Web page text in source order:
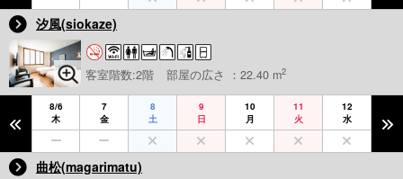
汐風(siokaze)
客室階数:2階 部屋の広さ ：22.40 m2
8/6
木
7
金
8
土
9
日
10
月
11
火
12
水
曲松(magarimatu)